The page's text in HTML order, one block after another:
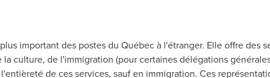
important des postes du Québec à l'étranger. Elle offre des
culture, de l'immigration (pour certaines délégations
de ces services, sauf en immigration. Ces